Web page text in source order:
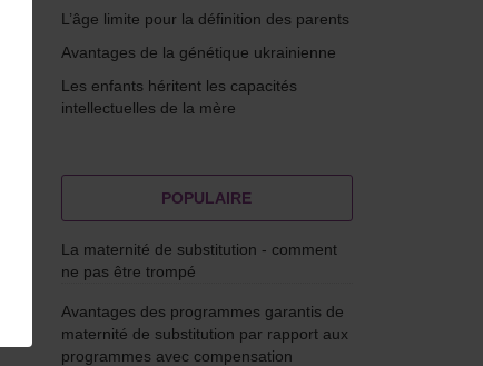
L’âge limite pour la définition des parents
Avantages de la génétique ukrainienne
Les enfants héritent les capacités
intellectuelles de la mère
POPULAIRE
La maternité de substitution - comment
ne pas être trompé
Avantages des programmes garantis de
maternité de substitution par rapport aux
programmes avec compensation